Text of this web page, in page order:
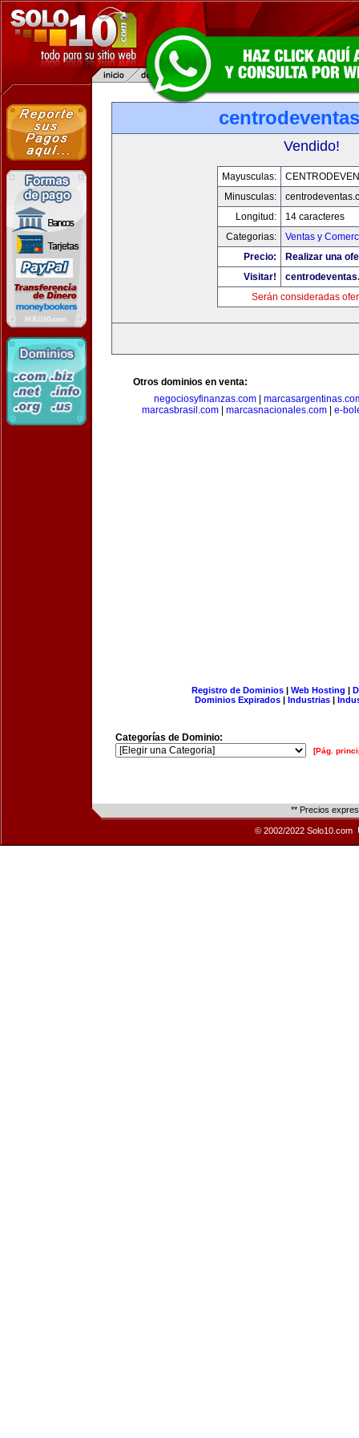
Vendido!
Mayusculas:
Minusculas:
Longitud:
14 caracteres
Categorias:
Ventas y
Precio:
Realizar una
Visitar!
Serán consideradas
Otros dominios en venta:
negociosyfinanzas.com
marcasbrasil.com| marcasnacionales.com| e-
Registro de Dominios| Web Hosting |
Dominios Expirados | Industrias |
Categorías de Dominio:
[Pág.
** Precios
© 2002/2022 Solo10.com